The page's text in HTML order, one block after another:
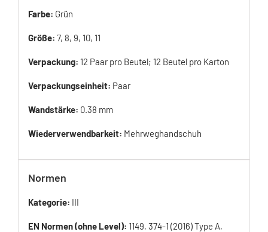
Farbe: Grün
Größe: 7, 8, 9, 10, 11
Verpackung: 12 Paar pro Beutel; 12 Beutel pro Karton
Verpackungseinheit: Paar
Wandstärke: 0.38 mm
Wiederverwendbarkeit: Mehrweghandschuh
Normen
Kategorie: III
EN Normen (ohne Level): 1149, 374-1 (2016) Type A,